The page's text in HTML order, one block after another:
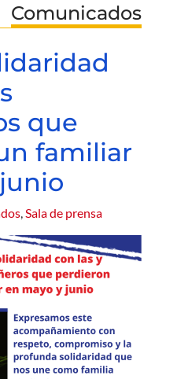
Comunicados
que
familiar
,Sala de prensa